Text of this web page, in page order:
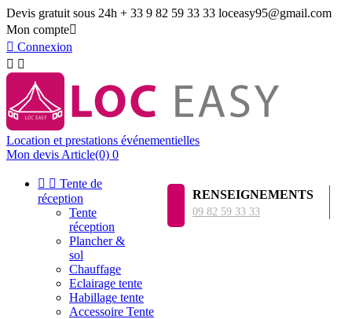
Devis gratuit sous 24h + 33 9 82 59 33 33 loceasy95@gmail.com
Mon compte
 Connexion
 
Location et prestations événementielles
Mon devis Article(0) 0
RENSEIGNEMENTS
09 82 59 33 33
  Tente de
réception
Tente
réception
Plancher &
sol
Chauffage
Eclairage tente
Habillage tente
Accessoire Tente